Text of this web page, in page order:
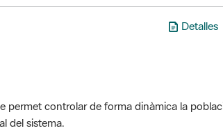
Detalles
permet controlar de forma dinàmica la
del sistema.